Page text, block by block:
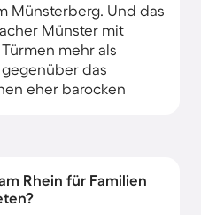
Münsterberg. Und das
Münster mit
mehr als
das
eher barocken
In der
finden Sie
Rhein für Familien